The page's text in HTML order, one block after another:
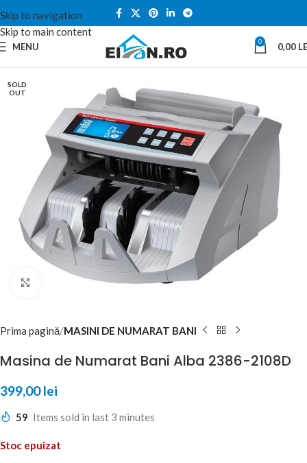
Skip to navigation
Skip to main content
MENU 0 0,00
SOLD
OUT
Click to enlarge
Prima pagină MASINI DE NUMARAT BANI
Masina de Numarat Bani Alba 2386-2108D
399,00lei
59 Items sold in last 3 minutes
Stoc epuizat